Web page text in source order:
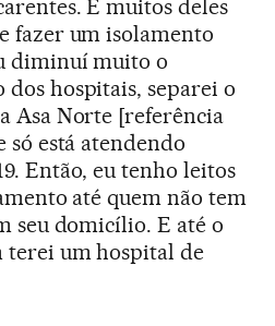
E muitos deles
fazer um isolamento
diminuí muito o
hospitais, separei o
Asa Norte [referência
está atendendo
Então, eu tenho leitos
até quem não tem
seu domicílio. E até o
terei um hospital de